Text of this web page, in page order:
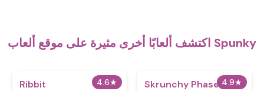
اكتشف ألعابًا أخرى مثيرة على موقع ألعاب Spunky
4.6★
Ribbit 4.9★
Skrunchy Phase 3